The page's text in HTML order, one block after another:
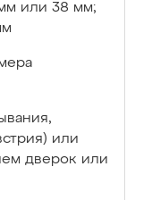
или 38 мм;
или
дверок или